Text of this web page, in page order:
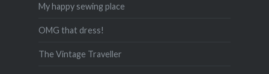
My happy sewing place
OMG that dress!
The Vintage Traveller